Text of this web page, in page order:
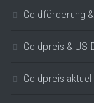
Goldförderung
Goldpreis &
Goldpreis